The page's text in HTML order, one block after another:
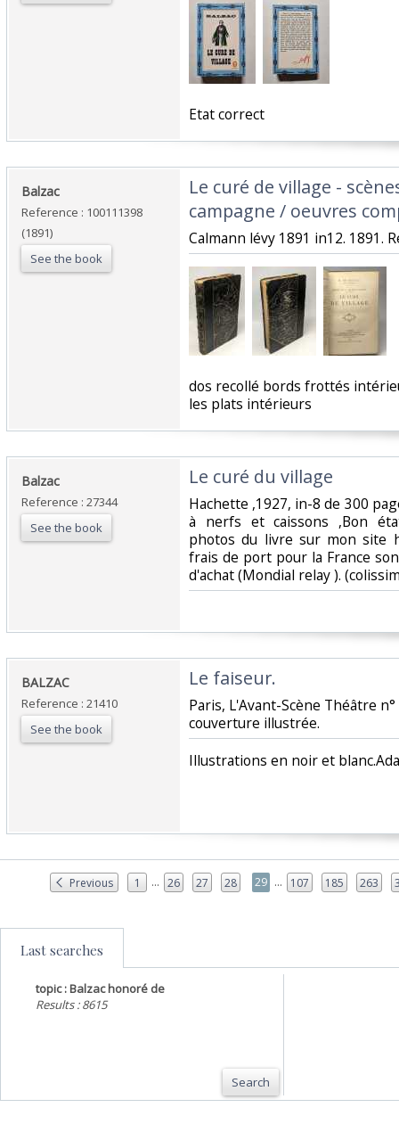
‎Etat correct‎
‎Balzac‎
Reference : 100111398
(1891)
See the book
‎Le curé de village -
campagne / oeuvres
‎Calmann lévy 1891 in12. 1891.
‎dos recollé bords frottés
les plats intérieurs‎
‎Balzac‎
Reference : 27344
See the book
‎Le curé du village‎
‎Hachette ,1927, in-8 de 300
à nerfs et caissons ,Bon
photos du livre sur mon site
frais de port pour la France
d'achat (Mondial relay ).
‎BALZAC‎
Reference : 21410
See the book
‎Le faiseur.‎
‎Paris, L'Avant-Scène Théâtre
couverture illustrée.‎
‎Illustrations en noir et
Previous 1 ... 26 27 28 29 ... 107 185 263
Last searches
topic : Balzac honoré de
Results : 8615
Search